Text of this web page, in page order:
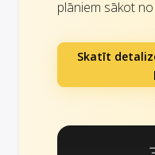
plāniem sākot no
Skatīt